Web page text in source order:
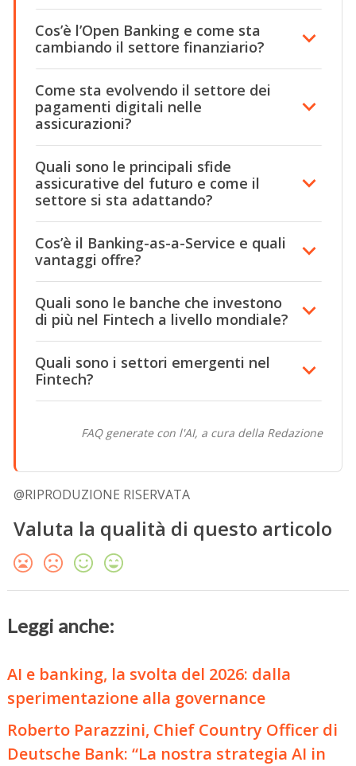
Cos’è l’Open Banking e come sta
cambiando il settore finanziario?
Come sta evolvendo il settore dei
pagamenti digitali nelle
assicurazioni?
Quali sono le principali sfide
assicurative del futuro e come il
settore si sta adattando?
Cos’è il Banking-as-a-Service e quali
vantaggi offre?
Quali sono le banche che investono
di più nel Fintech a livello mondiale?
Quali sono i settori emergenti nel
Fintech?
FAQ generate con l'AI, a cura della Redazione
@RIPRODUZIONE RISERVATA
Valuta la qualità di questo articolo
Leggi anche:
AI e banking, la svolta del 2026: dalla
sperimentazione alla governance
Roberto Parazzini, Chief Country Officer di
Deutsche Bank: “La nostra strategia AI in